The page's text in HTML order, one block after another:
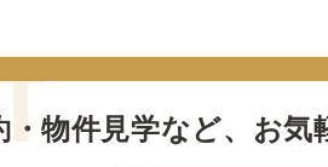
物件見学など、 お気